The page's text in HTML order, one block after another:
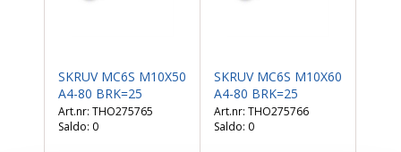
SKRUV MC6S M10X50
A4-80 BRK=25
THO275765
Saldo: 0
SKRUV MC6S M10X60
A4-80 BRK=25
THO275766
Saldo: 0